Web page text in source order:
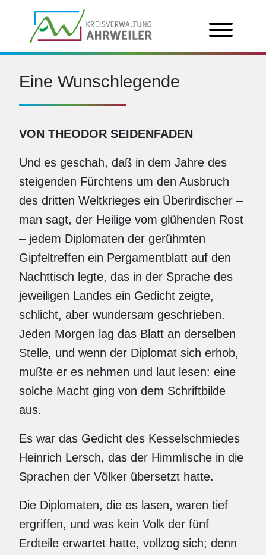
Eine Wunschlegende
VON THEODOR SEIDENFADEN
Und es geschah, daß in dem Jahre des
steigenden Fürchtens um den Ausbruch
des dritten Weltkrieges ein Überirdischer –
man sagt, der Heilige vom glühenden Rost
– jedem Diplomaten der gerühmten
Gipfeltreffen ein Pergamentblatt auf den
Nachttisch legte, das in der Sprache des
jeweiligen Landes ein Gedicht zeigte,
schlicht, aber wundersam geschrieben.
Jeden Morgen lag das Blatt an derselben
Stelle, und wenn der Diplomat sich erhob,
mußte er es nehmen und laut lesen: eine
solche Macht ging von dem Schriftbilde
aus.
Es war das Gedicht des Kesselschmiedes
Heinrich Lersch, das der Himmlische in die
Sprachen der Völker übersetzt hatte.
Die Diplomaten, die es lasen, waren tief
ergriffen, und was kein Volk der fünf
Erdteile erwartet hatte, vollzog sich; denn